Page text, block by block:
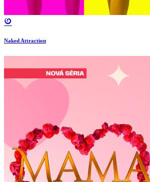
Naked Attraction